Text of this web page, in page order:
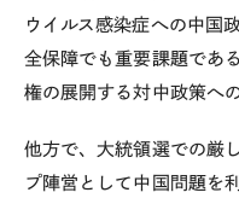
ウイルス感染症への中国
全保障でも重要課題であ
権の展開する対中政策へ
他方で、大統領選での厳
プ陣営として中国問題を